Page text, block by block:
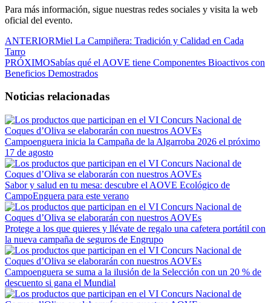
Para más información, sigue nuestras redes sociales y visita la web
oficial del evento.
ANTERIORMiel La Campiñera: Tradición y Calidad en Cada
Tarro
PRÓXIMOSabías qué el AOVE tiene Componentes Bioactivos con
Beneficios Demostrados
Noticias relacionadas
Campoenguera inicia la Campaña de la Algarroba 2026 el próximo
17 de agosto
Sabor y salud en tu mesa: descubre el AOVE Ecológico de
CampoEnguera para este verano
Protege a los que quieres y llévate de regalo una cafetera portátil con
la nueva campaña de seguros de Engrupo
Campoenguera se suma a la ilusión de la Selección con un 20 % de
descuento si gana el Mundial